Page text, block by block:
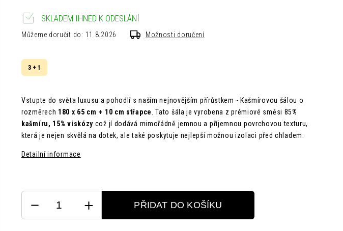
3 + 1
Vstupte do světa luxusu a pohodlí s naším nejnovějším přírůstkem - Kašmírovou šálou o
rozměrech 180 x 65 cm + 10 cm střapce . Tato šála je vyrobena z prémiové směsi 85%
kašmíru, 15% viskózy což jí dodává mimořádně jemnou a příjemnou povrchovou texturu,
která je nejen skvělá na dotek, ale také poskytuje nejlepší možnou izolaci před chladem.
Detailní informace
SKLADEM IHNED K ODESLÁNÍ
Můžeme doručit do: 11.8.2026 Možnosti doručení
PŘIDAT DO KOŠÍKU